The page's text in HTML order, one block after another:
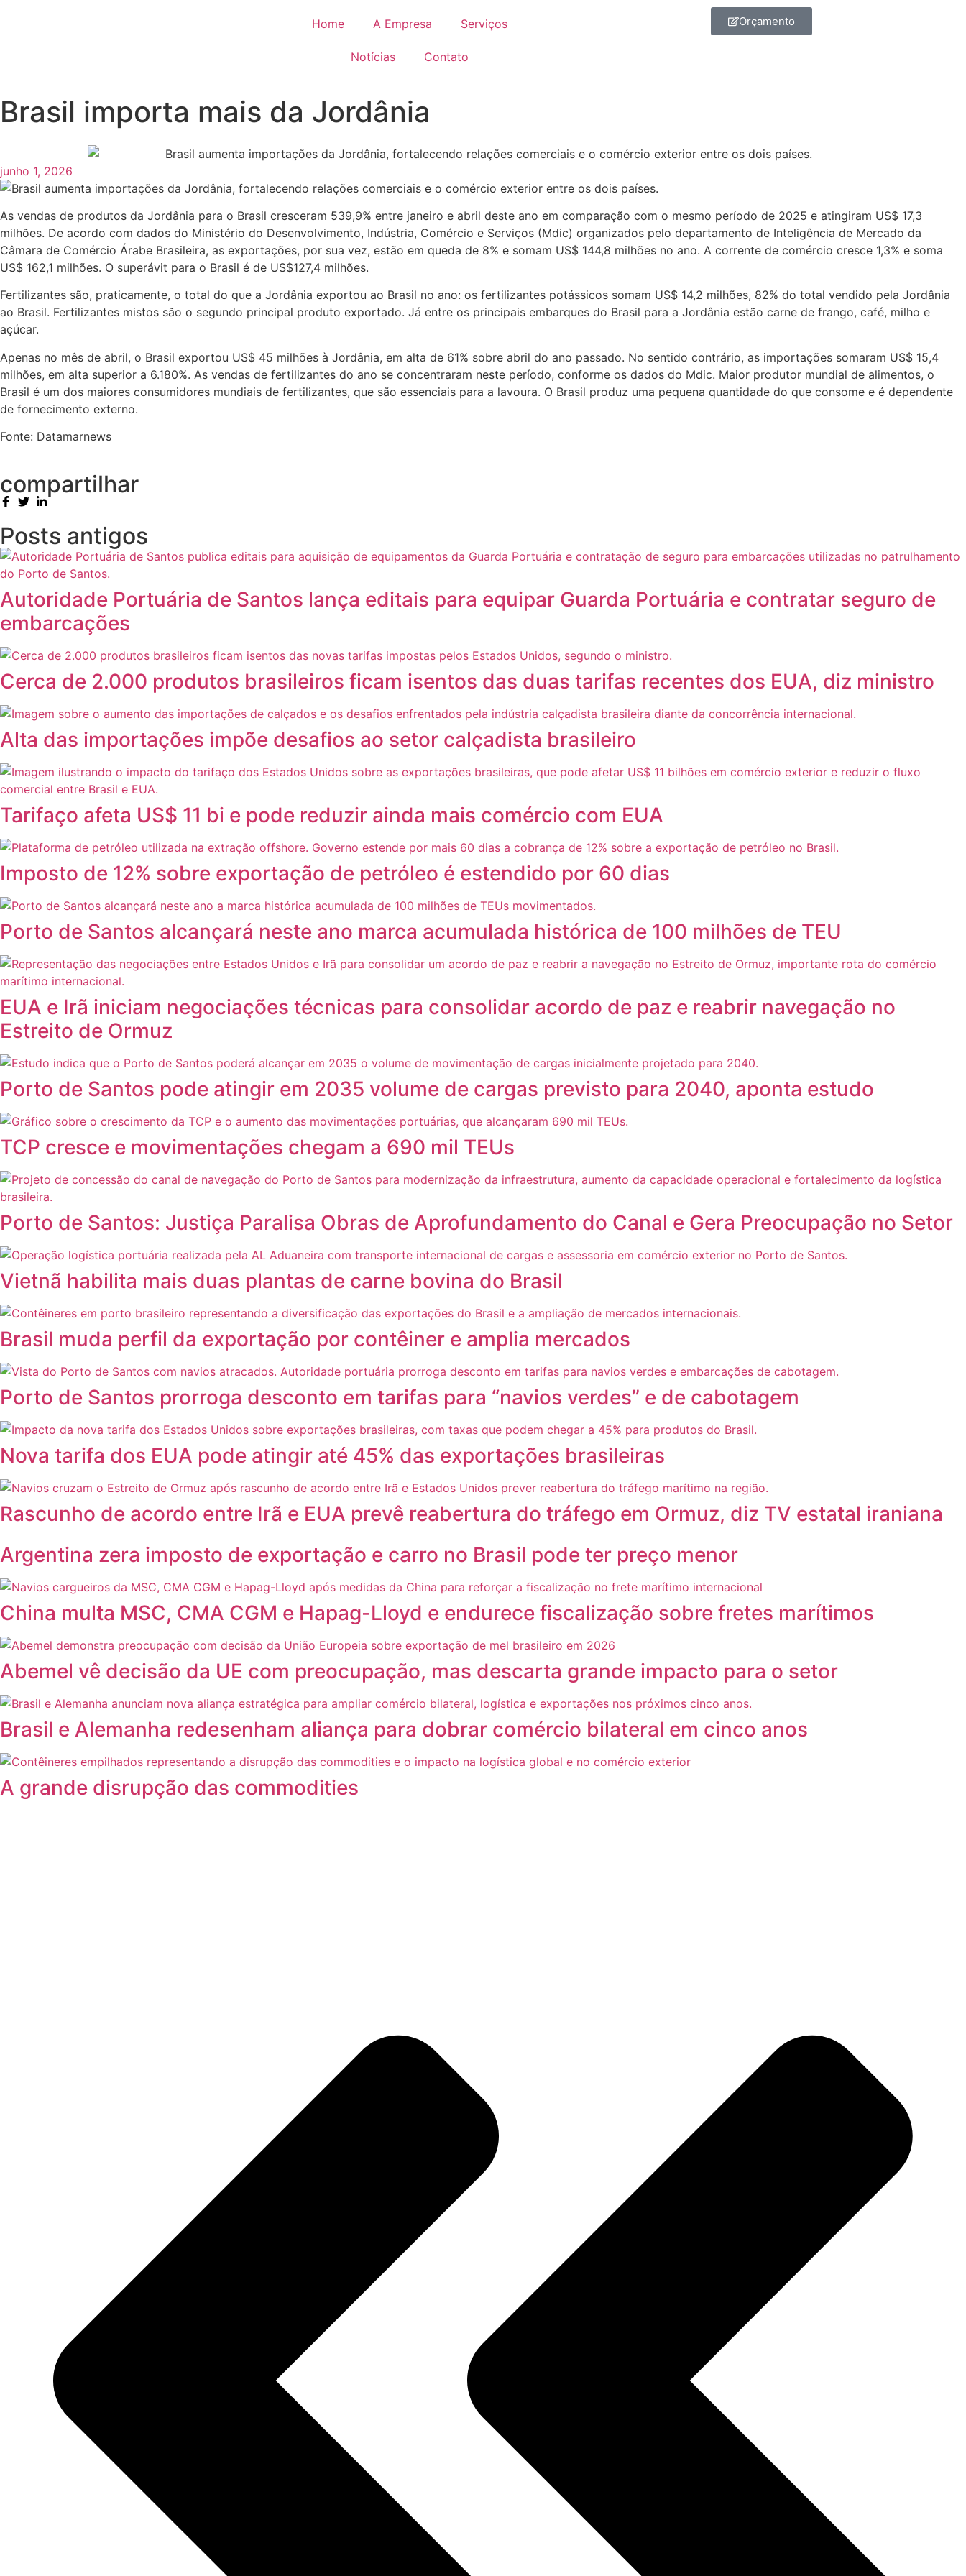
Home A Empresa Serviços
Notícias Contato
Orçamento
Brasil importa mais da Jordânia
junho 1, 2026
As vendas de produtos da Jordânia para o Brasil cresceram 539,9% entre janeiro e abril deste ano em comparação com o mesmo período de 2025 e atingiram US$ 17,3
milhões. De acordo com dados do Ministério do Desenvolvimento, Indústria, Comércio e Serviços (Mdic) organizados pelo departamento de Inteligência de Mercado da
Câmara de Comércio Árabe Brasileira, as exportações, por sua vez, estão em queda de 8% e somam US$ 144,8 milhões no ano. A corrente de comércio cresce 1,3% e soma
US$ 162,1 milhões. O superávit para o Brasil é de US$127,4 milhões.
Fertilizantes são, praticamente, o total do que a Jordânia exportou ao Brasil no ano: os fertilizantes potássicos somam US$ 14,2 milhões, 82% do total vendido pela Jordânia
ao Brasil. Fertilizantes mistos são o segundo principal produto exportado. Já entre os principais embarques do Brasil para a Jordânia estão carne de frango, café, milho e
açúcar.
Apenas no mês de abril, o Brasil exportou US$ 45 milhões à Jordânia, em alta de 61% sobre abril do ano passado. No sentido contrário, as importações somaram US$ 15,4
milhões, em alta superior a 6.180%. As vendas de fertilizantes do ano se concentraram neste período, conforme os dados do Mdic. Maior produtor mundial de alimentos, o
Brasil é um dos maiores consumidores mundiais de fertilizantes, que são essenciais para a lavoura. O Brasil produz uma pequena quantidade do que consome e é dependente
de fornecimento externo.
Fonte: Datamarnews
compartilhar
Posts antigos
Autoridade Portuária de Santos lança editais para equipar Guarda Portuária e contratar seguro de
embarcações
Cerca de 2.000 produtos brasileiros ficam isentos das duas tarifas recentes dos EUA, diz ministro
Alta das importações impõe desafios ao setor calçadista brasileiro
Tarifaço afeta US$ 11 bi e pode reduzir ainda mais comércio com EUA
Imposto de 12% sobre exportação de petróleo é estendido por 60 dias
Porto de Santos alcançará neste ano marca acumulada histórica de 100 milhões de TEU
EUA e Irã iniciam negociações técnicas para consolidar acordo de paz e reabrir navegação no
Estreito de Ormuz
Porto de Santos pode atingir em 2035 volume de cargas previsto para 2040, aponta estudo
TCP cresce e movimentações chegam a 690 mil TEUs
Porto de Santos: Justiça Paralisa Obras de Aprofundamento do Canal e Gera Preocupação no Setor
Vietnã habilita mais duas plantas de carne bovina do Brasil
Brasil muda perfil da exportação por contêiner e amplia mercados
Porto de Santos prorroga desconto em tarifas para “navios verdes” e de cabotagem
Nova tarifa dos EUA pode atingir até 45% das exportações brasileiras
Rascunho de acordo entre Irã e EUA prevê reabertura do tráfego em Ormuz, diz TV estatal iraniana
Argentina zera imposto de exportação e carro no Brasil pode ter preço menor
China multa MSC, CMA CGM e Hapag-Lloyd e endurece fiscalização sobre fretes marítimos
Abemel vê decisão da UE com preocupação, mas descarta grande impacto para o setor
Brasil e Alemanha redesenham aliança para dobrar comércio bilateral em cinco anos
A grande disrupção das commodities